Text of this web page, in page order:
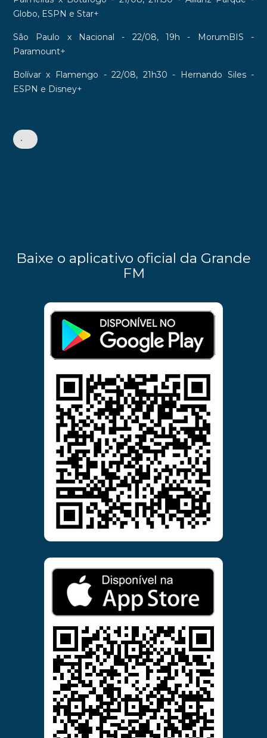
Globo, ESPN e Star+
São Paulo x Nacional - 22/08, 19h - MorumBIS -
Paramount+
Bolívar x Flamengo - 22/08, 21h30 - Hernando Siles -
ESPN e Disney+
•
Baixe o aplicativo oficial da Grande
FM